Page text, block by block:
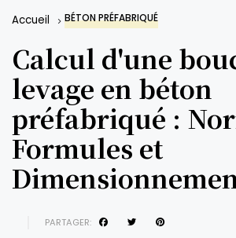
Accueil BÉTON PRÉFABRIQUÉ
Calcul d'une
levage en béton
préfabriqué :
Formules et
PARTAGER: